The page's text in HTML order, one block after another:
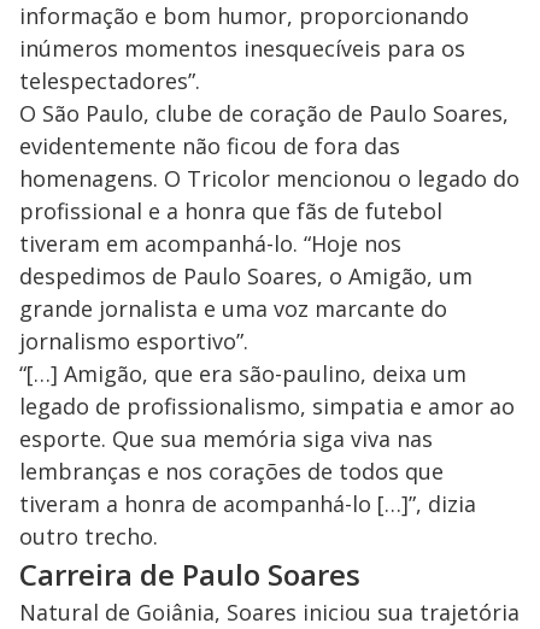
informação e bom humor, proporcionando
inúmeros momentos inesquecíveis para os
telespectadores”.
O São Paulo, clube de coração de Paulo Soares,
evidentemente não ficou de fora das
homenagens. O Tricolor mencionou o legado do
profissional e a honra que fãs de futebol
tiveram em acompanhá-lo. “Hoje nos
despedimos de Paulo Soares, o Amigão, um
grande jornalista e uma voz marcante do
jornalismo esportivo”.
“[…] Amigão, que era são-paulino, deixa um
legado de profissionalismo, simpatia e amor ao
esporte. Que sua memória siga viva nas
lembranças e nos corações de todos que
tiveram a honra de acompanhá-lo […]”, dizia
outro trecho.
Carreira de Paulo Soares
Natural de Goiânia, Soares iniciou sua trajetória